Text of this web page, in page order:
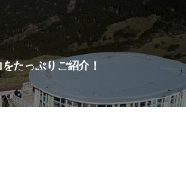
たっぷりご紹介！